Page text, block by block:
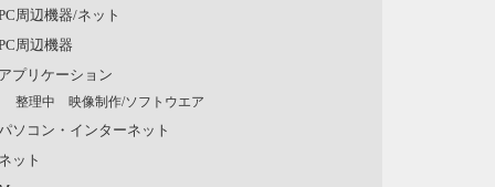
周辺機器/ネット
周辺機器
プリケーション
整理中 映像制作/ソフトウエア
ソコン・インターネット
ット